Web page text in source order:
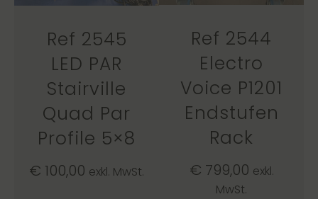
Ref 2545
LED PAR
Stairville
Quad Par
Profile 5×8
€ 100,00 exkl. MwSt.
Ref 2544
Electro
Voice P1201
Endstufen
Rack
€ 799,00 exkl.
MwSt.